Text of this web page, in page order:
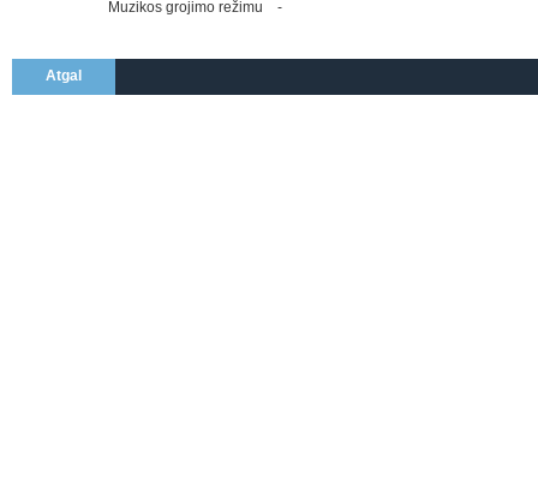
Muzikos grojimo režimu -
Atgal